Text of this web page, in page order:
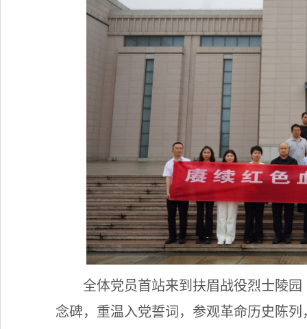
全体党员首站来到扶眉战役烈士陵
念碑，重温入党誓词，参观革命历史陈